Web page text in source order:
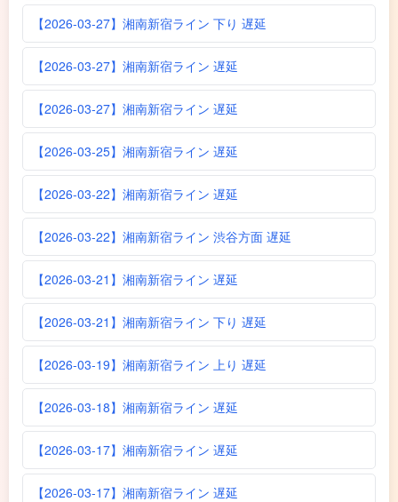
【2026-03-27】湘南新宿ライン 下り 遅延
【2026-03-27】湘南新宿ライン 遅延
【2026-03-27】湘南新宿ライン 遅延
【2026-03-25】湘南新宿ライン 遅延
【2026-03-22】湘南新宿ライン 遅延
【2026-03-22】湘南新宿ライン 渋谷方面 遅延
【2026-03-21】湘南新宿ライン 遅延
【2026-03-21】湘南新宿ライン 下り 遅延
【2026-03-19】湘南新宿ライン 上り 遅延
【2026-03-18】湘南新宿ライン 遅延
【2026-03-17】湘南新宿ライン 遅延
【2026-03-17】湘南新宿ライン 遅延